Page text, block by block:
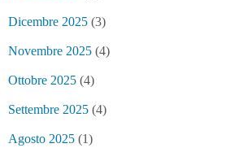
Dicembre 2025 (3)
Novembre 2025 (4)
Ottobre 2025 (4)
Settembre 2025 (4)
Agosto 2025 (1)